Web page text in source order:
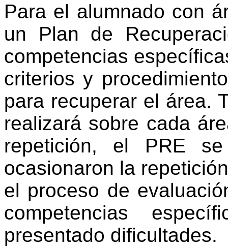
Para el alumnado con
un Plan de
competencias
criterios y
para recuperar el área.
realizará sobre cada
repetición, el PRE
ocasionaron la
el proceso de
competencias
presentado dificultades.